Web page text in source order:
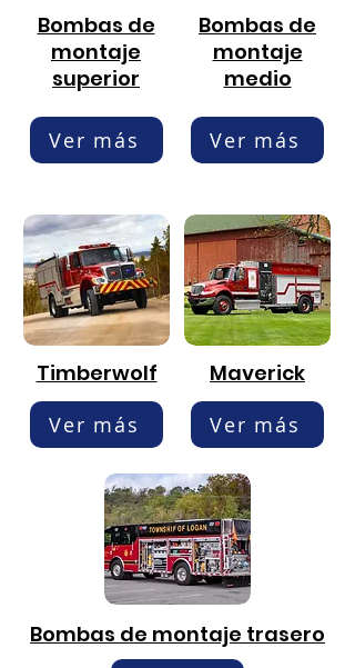
Bombas de
montaje
superior
Bombas de
montaje
medio
Ver más Ver más
Timberwolf
Ver más
Maverick
Ver más
Bombas de montaje trasero